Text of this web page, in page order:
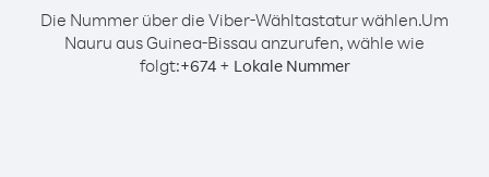
Die Nummer über die Viber-Wähltastatur wählen.Um
Nauru aus Guinea-Bissau anzurufen, wähle wie
folgt:+674+ Lokale Nummer